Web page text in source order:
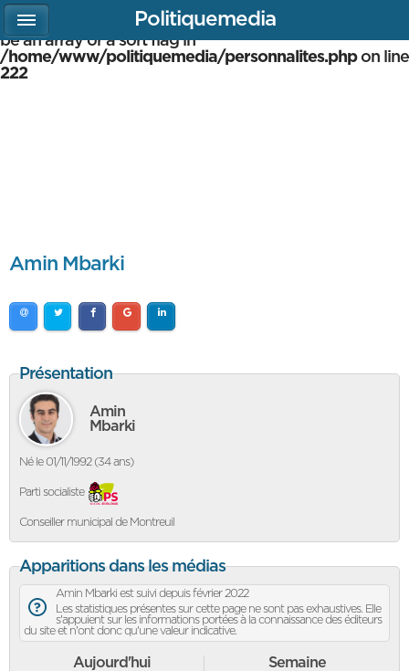
Warning
: array_multisort(): Argument #1 is expected to
be an array or a sort flag in
/home/www/politiquemedia/personnalites.phpon line
222
Amin Mbarki
Présentation
Amin
Mbarki
Né le 01/11/1992 (34 ans)
Parti socialiste
Conseiller municipal de Montreuil
Apparitions dans les médias
Amin Mbarki est suivi depuis février 2022
Les statistiques présentes sur cette page ne sont pas exhaustives. Elle
s'appuient sur les informations portées à la connaissance des éditeurs
du site et n'ont donc qu'une valeur indicative.
Aujourd'hui Semaine
Politiquemedia